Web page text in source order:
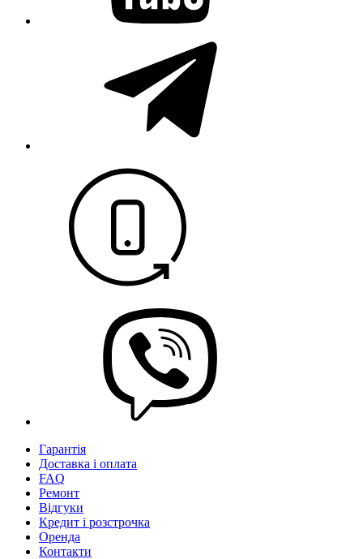
Гарантія
Доставка і оплата
FAQ
Ремонт
Відгуки
Кредит і розстрочка
Оренда
Контакти